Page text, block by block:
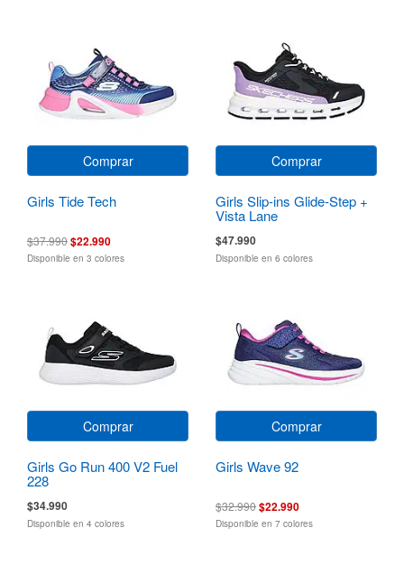
Comprar
Girls Tide Tech
$37.990$22.990
Disponible en 3 colores
Comprar
Girls Slip-ins Glide-Step +
Vista Lane
$47.990
Disponible en 6 colores
Comprar
Girls Go Run 400 V2 Fuel
228
$34.990
Disponible en 4 colores
Comprar
Girls Wave 92
$32.990$22.990
Disponible en 7 colores